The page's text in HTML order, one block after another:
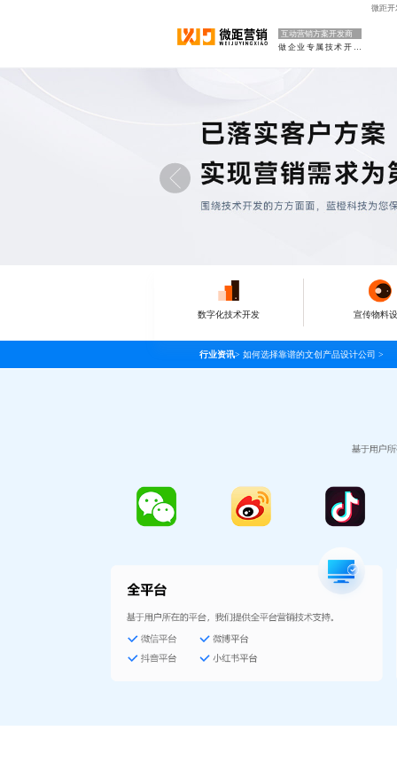
微距开
互动营销方案开发商
做企业专属技术开发部门
数字化技术开发 宣传物料
行业资讯> 如何选择靠谱的文创产品设计公司 >